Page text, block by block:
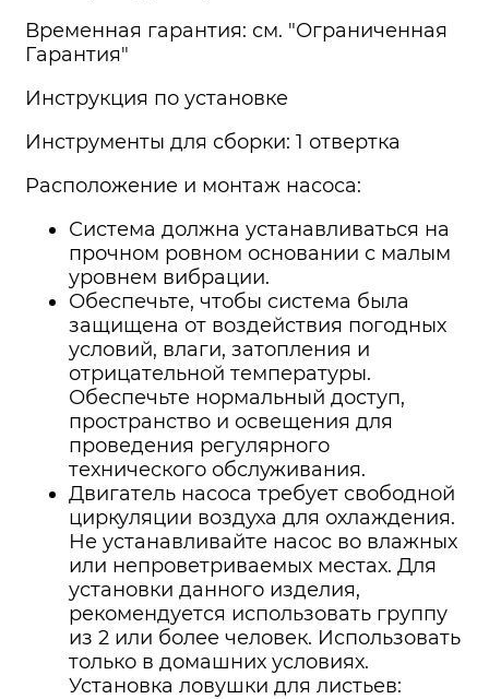
Временная гарантия: см. "Ограниченная
Гарантия"
Инструкция по установке
Инструменты для сборки: 1 отвертка
Расположение и монтаж насоса:
Система должна устанавливаться на
прочном ровном основании с малым
уровнем вибрации.
Обеспечьте, чтобы система была
защищена от воздействия погодных
условий, влаги, затопления и
отрицательной температуры.
Обеспечьте нормальный доступ,
пространство и освещения для
проведения регулярного
технического обслуживания.
Двигатель насоса требует свободной
циркуляции воздуха для охлаждения.
Не устанавливайте насос во влажных
или непроветриваемых местах. Для
установки данного изделия,
рекомендуется использовать группу
из 2 или более человек. Использовать
только в домашних условиях.
Установка ловушки для листьев: